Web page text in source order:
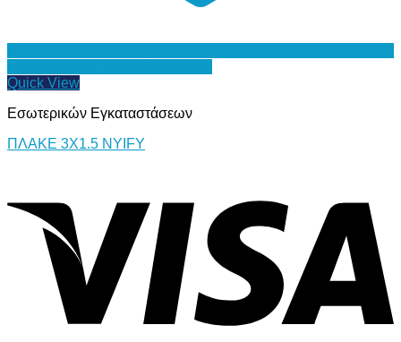
Quick View
Εσωτερικών Εγκαταστάσεων
ΠΛΑΚΕ 3Χ1.5 NYIFY